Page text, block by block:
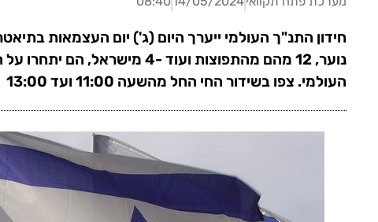
נוער, 12 מהם מהתפוצות ועוד -4
העולמי. צפו בשידור החי החל מהשעה 11:00 ועד 13:00